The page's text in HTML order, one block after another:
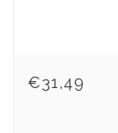
€31,49